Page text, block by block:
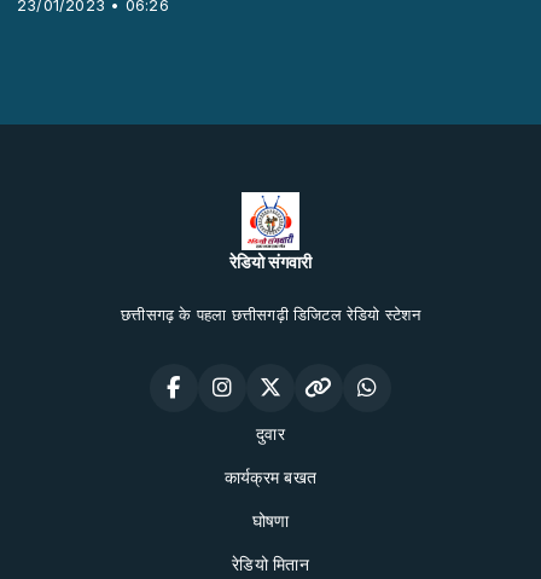
23/01/2023 • 06:26
रेडियो संगवारी
छत्तीसगढ़ के पहला छत्तीसगढ़ी डिजिटल रेडियो स्टेशन
दुवार
कार्यक्रम बखत
घोषणा
रेडियो मितान